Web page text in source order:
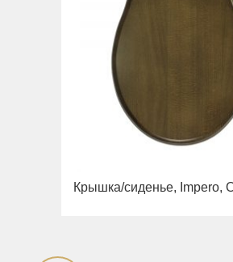
Крышка/сиденье, Impero,